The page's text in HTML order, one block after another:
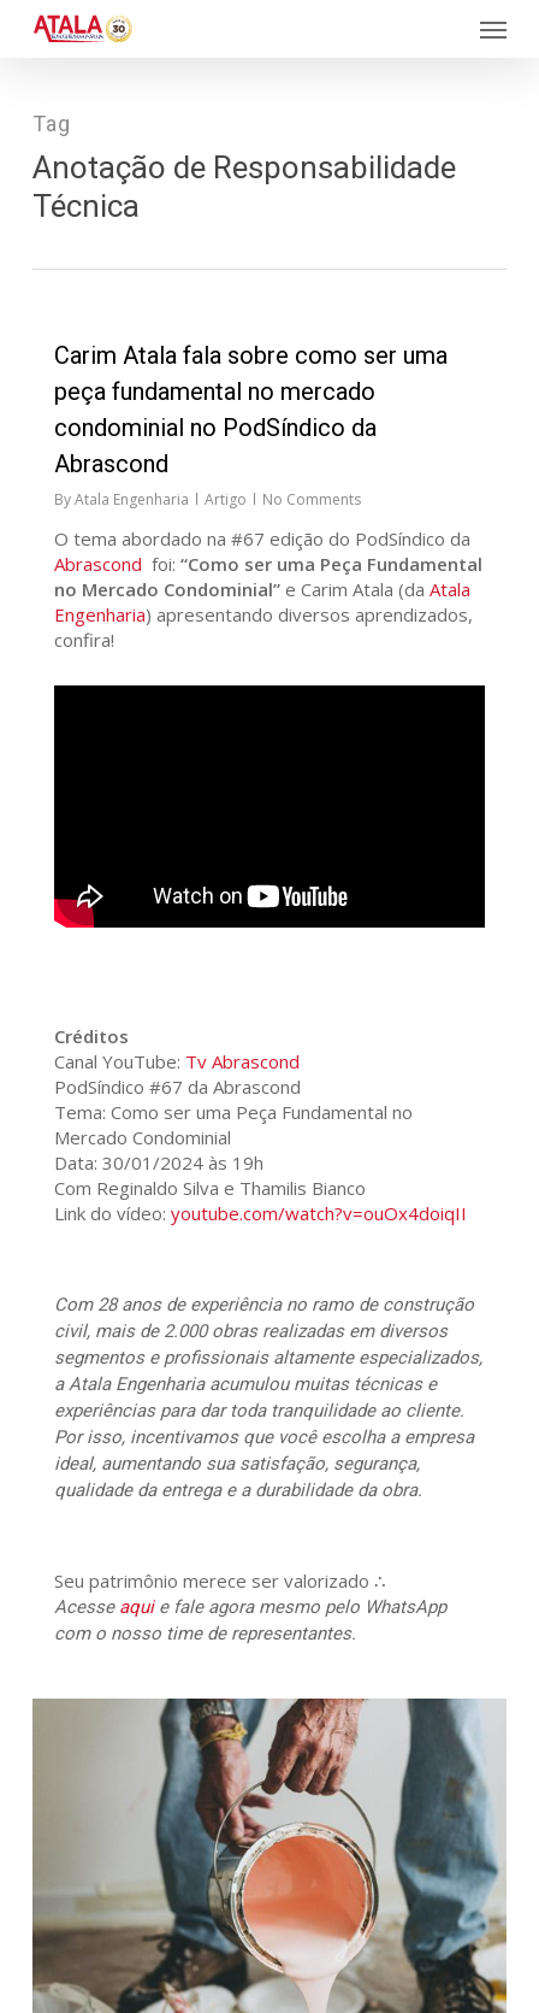
Menu
Tag
Anotação de Responsabilidade
Técnica
Carim Atala fala sobre como ser uma
peça fundamental no mercado
condominial no PodSíndico da
Abrascond
ByAtala Engenharia Artigo No Comments
O tema abordado na #67 edição do PodSíndico da
Abrascond foi: “Como ser uma Peça Fundamental
no Mercado Condominial”e Carim Atala (da Atala
Engenharia) apresentando diversos aprendizados,
confira!
Créditos
Canal YouTube: Tv Abrascond
PodSíndico #67 da Abrascond
Tema: Como ser uma Peça Fundamental no
Mercado Condominial
Data: 30/01/2024 às 19h
Com Reginaldo Silva e Thamilis Bianco
Link do vídeo: youtube.com/watch?v=ouOx4doiqII
Com 28 anos de experiência no ramo de construção
civil, mais de 2.000 obras realizadas em diversos
segmentos e profissionais altamente especializados,
a Atala Engenharia acumulou muitas técnicas e
experiências para dar toda tranquilidade ao cliente.
Por isso, incentivamos que você escolha a empresa
ideal, aumentando sua satisfação, segurança,
qualidade da entrega e a durabilidade da obra.
Seu patrimônio merece ser valorizado ∴
Acesse aquie fale agora mesmo pelo WhatsApp
com o nosso time de representantes.
609